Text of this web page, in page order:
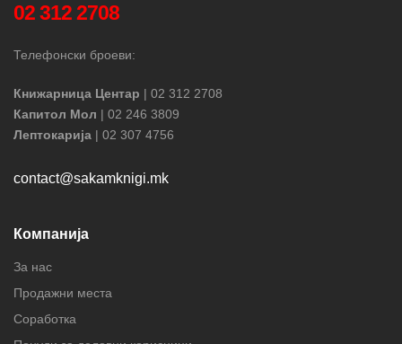
02 312 2708
Телефонски броеви:
Книжарница Центар | 02 312 2708
Капитол Мол | 02 246 3809
Лептокарија | 02 307 4756
contact@sakamknigi.mk
Компанија
За нас
Продажни места
Соработка